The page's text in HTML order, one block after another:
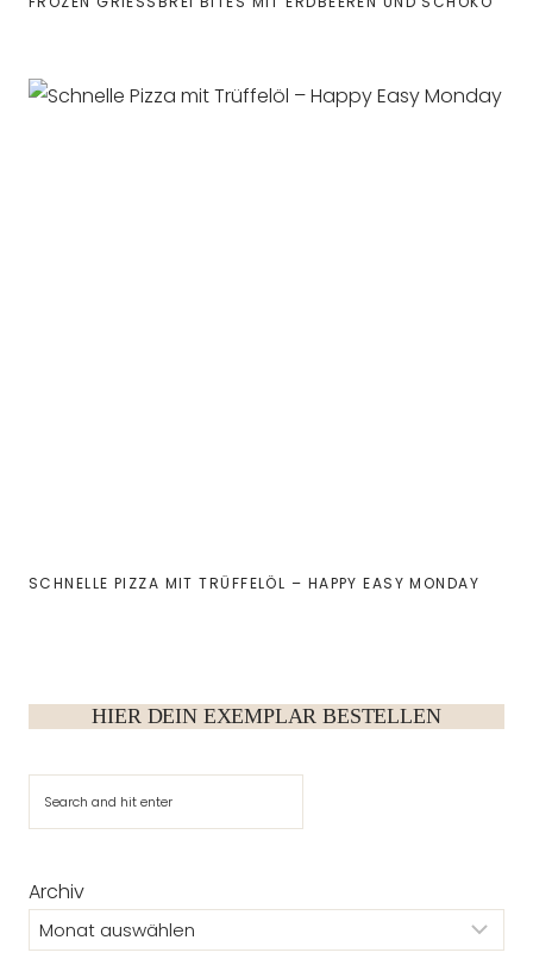
SCHNELLE PIZZA MIT TRÜFFELÖL – HAPPY EASY MONDAY
HIER DEIN EXEMPLAR BESTELLEN
Archiv